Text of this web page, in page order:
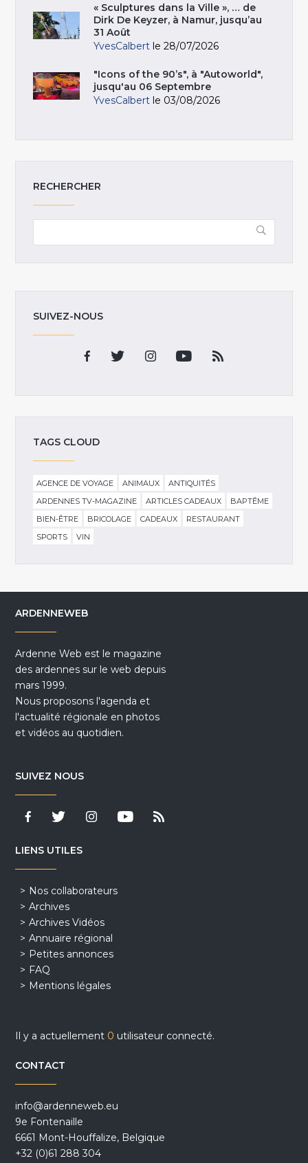
« Sculptures dans la Ville », … de
Dirk De Keyzer, à Namur, jusqu’au
31 Août
YvesCalbert le 28/07/2026
"Icons of the 90’s", à "Autoworld",
jusqu'au 06 Septembre
YvesCalbert le 03/08/2026
RECHERCHER
SUIVEZ-NOUS
TAGS CLOUD
AGENCE DE VOYAGE ANIMAUX
ANTIQUITÉS
ARDENNES TV-MAGAZINE
ARTICLES CADEAUX
BAPTÊME
BIEN-ÊTRE
BRICOLAGE CADEAUX
RESTAURANT
SPORTS
VIN
ARDENNEWEB
Ardenne Web est le magazine
des ardennes sur le web depuis
mars 1999.
Nous proposons l'agenda et
l'actualité régionale en photos
et vidéos au quotidien.
SUIVEZ NOUS
LIENS UTILES
Nos collaborateurs
Archives
Archives Vidéos
Annuaire régional
Petites annonces
FAQ
Mentions légales
Il y a actuellement 0 utilisateur connecté.
CONTACT
info@ardenneweb.eu
9e Fontenaille
6661 Mont-Houffalize, Belgique
+32 (0)61 288 304